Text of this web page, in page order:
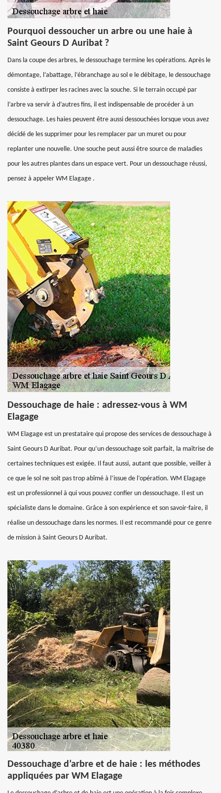
Pourquoi dessoucher un arbre ou une haie à
Saint Geours D Auribat ?
Dans la coupe des arbres, le dessouchage termine les opérations. Après le
démontage, l’abattage, l’ébranchage au sol e le débitage, le dessouchage
consiste à extirper les racines avec la souche. Si le terrain occupé par
l’arbre va servir à d’autres fins, il est indispensable de procéder à un
dessouchage. Les haies peuvent être aussi dessouchées lorsque vous avez
décidé de les supprimer pour les remplacer par un muret ou pour
replanter une nouvelle. Une souche peut aussi être source de maladies
pour les autres plantes dans un espace vert. Pour un dessouchage réussi,
pensez à appeler WM Elagage .
Dessouchage de haie : adressez-vous à WM
Elagage
WM Elagage est un prestataire qui propose des services de dessouchage à
Saint Geours D Auribat. Pour qu’un dessouchage soit parfait, la maîtrise de
certaines techniques est exigée. Il faut aussi, autant que possible, veiller à
ce que le sol ne soit pas trop abîmé à l’issue de l’opération. WM Elagage
est un professionnel à qui vous pouvez confier un dessouchage. Il est un
spécialiste dans le domaine. Grâce à son expérience et son savoir-faire, il
réalise un dessouchage dans les normes. Il est recommandé pour ce genre
de mission à Saint Geours D Auribat.
Dessouchage d’arbre et de haie : les méthodes
appliquées par WM Elagage